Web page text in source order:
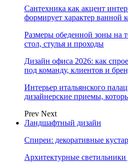
Сантехника как акцент
формирует характер ванной
Размеры обеденной зоны на
стол, стулья и проходы
Дизайн офиса 2026: как
под команду, клиентов и
Интерьер итальянского
дизайнерские приемы,
Prev Next
Ландшафтный дизайн
Спиреи: декоративные
Архитектурные светильники